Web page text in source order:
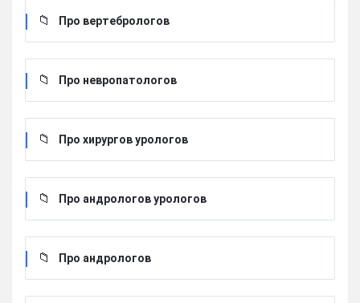
Про вертебрологов
Про невропатологов
Про хирургов урологов
Про андрологов урологов
Про андрологов